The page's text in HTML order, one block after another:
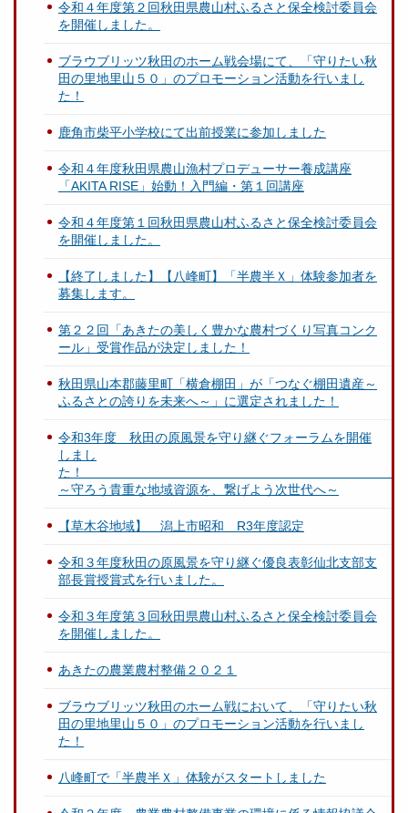
令和４年度第２回秋田県農山村ふるさと保全検討委員会
を開催しました。
ブラウブリッツ秋田のホーム戦会場にて、「守りたい秋
田の里地里山５０」のプロモーション活動を行いまし
た！
鹿角市柴平小学校にて出前授業に参加しました
令和４年度秋田県農山漁村プロデューサー養成講座
「AKITA RISE」始動！入門編・第１回講座
令和４年度第１回秋田県農山村ふるさと保全検討委員会
を開催しました。
【終了しました】【八峰町】「半農半Ｘ」体験参加者を
募集します。
第２２回「あきたの美しく豊かな農村づくり写真コンク
ール」受賞作品が決定しました！
秋田県山本郡藤里町「横倉棚田」が「つなぐ棚田遺産～
ふるさとの誇りを未来へ～」に選定されました！
令和3年度 秋田の原風景を守り継ぐフォーラムを開催
しまし
～守ろう貴重な地域資源を、繋げよう次世代へ～
【草木谷地域】 潟上市昭和 R3年度認定
令和３年度秋田の原風景を守り継ぐ優良表彰仙北支部支
部長賞授賞式を行いました。
令和３年度第３回秋田県農山村ふるさと保全検討委員会
を開催しました。
あきたの農業農村整備２０２１
ブラウブリッツ秋田のホーム戦において、「守りたい秋
田の里地里山５０」のプロモーション活動を行いまし
た！
八峰町で「半農半Ｘ」体験がスタートしました